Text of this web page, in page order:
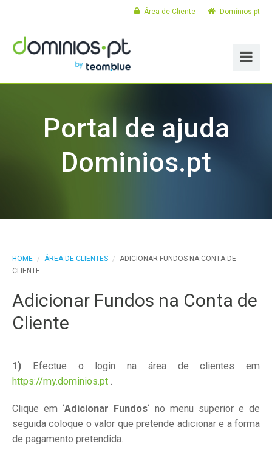
Domínios.pt
Área de Cliente
Portal de ajuda
Dominios.pt
HOME / ÁREA DE CLIENTES / ADICIONAR FUNDOS NA CONTA DE
CLIENTE
Adicionar Fundos na Conta de
Cliente
1) Efectue o login na área de clientes em
https://my.dominios.pt .
Clique em ‘Adicionar Fundos‘ no menu superior e de
seguida coloque o valor que pretende adicionar e a forma
de pagamento pretendida.